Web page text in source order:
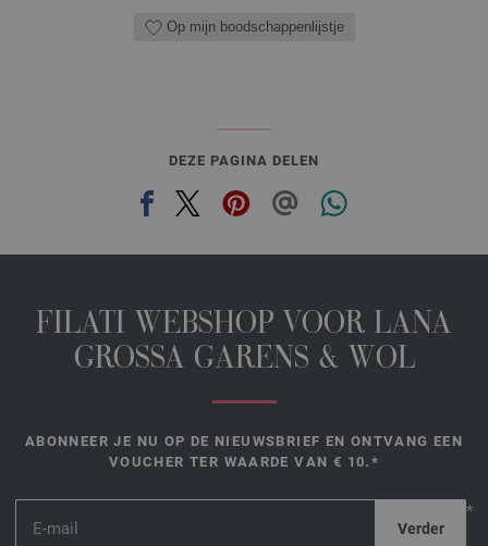
Op mijn boodschappenlijstje
DEZE PAGINA DELEN
FILATI WEBSHOP VOOR LANA
GROSSA GARENS & WOL
ABONNEER JE NU OP DE NIEUWSBRIEF EN ONTVANG EEN
VOUCHER TER WAARDE VAN € 10.*
*